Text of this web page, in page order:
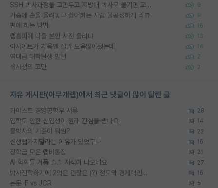
SSH 박사과정을 그만두고 지방대 박사로 옮기면 교수의 꿈은 끝일까요? 9
가슴에 손을 올려놓고 싫어하는 사람 불공정하게 리뷰 9
편애 하는 방법 16
랩홈피에 다들 본인 사진 올리냐 13
이사이트가 처음엔 정말 도움많이됐는데 14
역대급 대학원생 빌런 2
석사생의 고민 2
자유 게시판(아무개랩)에서 최근 댓글이 많이 달린 글
카이스트 경영공학부 서류 28
입학도 안한 신입생이 원래 관심을 받나요 14
물박사의 기준이 뭐임? 22
신생랩가지말라는 이유가 있었구나 16
장학금 모은 랩비통장 21
AI 학회들 거품 슬슬 지적이 나오네요 27
박사진학하기에 2억은 괜찮은 (?) 정도의 경제력인가요 16
논문 IF vs JCR 5